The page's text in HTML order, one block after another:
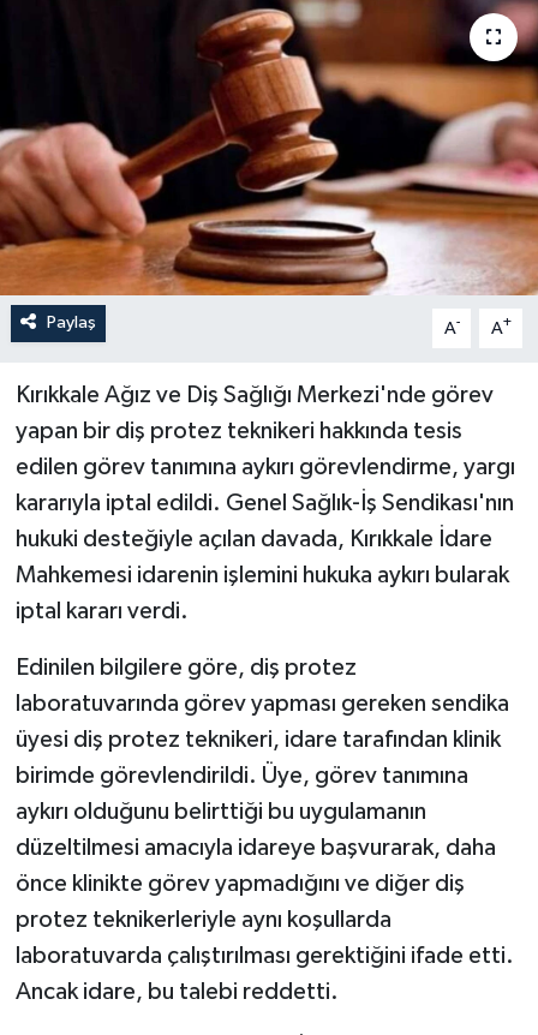
Paylaş A- A+
Kırıkkale Ağız ve Diş Sağlığı Merkezi'nde görev
yapan bir diş protez teknikeri hakkında tesis
edilen görev tanımına aykırı görevlendirme, yargı
kararıyla iptal edildi. Genel Sağlık-İş Sendikası'nın
hukuki desteğiyle açılan davada, Kırıkkale İdare
Mahkemesi idarenin işlemini hukuka aykırı bularak
iptal kararı verdi.
Edinilen bilgilere göre, diş protez
laboratuvarında görev yapması gereken sendika
üyesi diş protez teknikeri, idare tarafından klinik
birimde görevlendirildi. Üye, görev tanımına
aykırı olduğunu belirttiği bu uygulamanın
düzeltilmesi amacıyla idareye başvurarak, daha
önce klinikte görev yapmadığını ve diğer diş
protez teknikerleriyle aynı koşullarda
laboratuvarda çalıştırılması gerektiğini ifade etti.
Ancak idare, bu talebi reddetti.